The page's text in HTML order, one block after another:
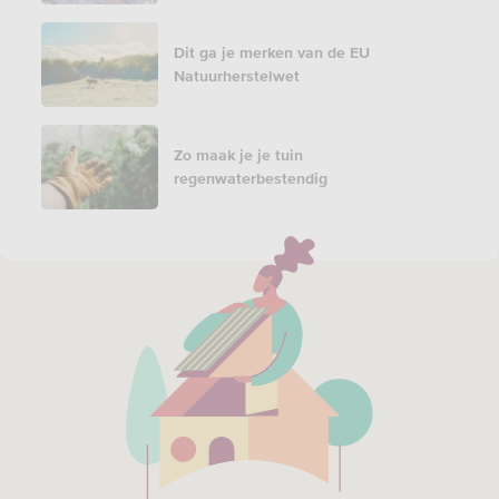
Dit ga je merken van de EU
Natuurherstelwet
Zo maak je je tuin
regenwaterbestendig